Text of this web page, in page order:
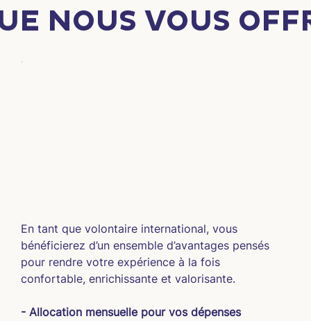
En tant que volontaire international, vous
bénéficierez d’un ensemble d’avantages pensés
pour rendre votre expérience à la fois
confortable, enrichissante et valorisante.
- Allocation mensuelle pour vos dépenses
NOUS VOUS